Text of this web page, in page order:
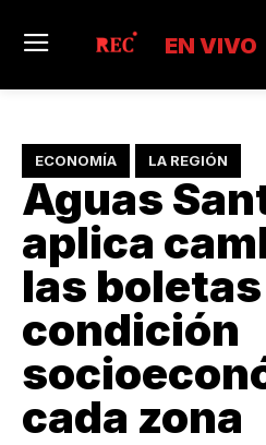
EN VIVO
ECONOMÍA LA REGIÓN
Aguas
aplica
las
condición
cada zona